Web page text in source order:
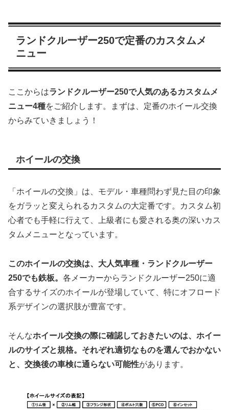
ランドクルーザー250で定番のカスタムメ
ニュー
ここからはランドクルーザー250で人気のあるカスタムメ
ニュー4種をご紹介します。まずは、定番のホイール交換
からみていきましょう！
ホイールの交換
「ホイールの交換」は、モデル・車種問わず見た目の印象
をガラッと変えられるカスタムの大定番です。カスタム初
心者でも手軽に行えて、上級者にも愛される奥の深いカス
タムメニューとなっています。
このホイールの交換は、大人気車種・ランドクルーザー
250でも鉄板。 各メーカーからランドクルーザー250に適
合するサイズのホイールが登場していて、特にオフロード
系デザインの選択肢が豊富です。
そんなホイール交換の際に確認しておきたいのは、ホイー
ルのサイズと規格。それぞれ適切なものを選んでおかない
と、交換後の車検に通らない可能性があります。